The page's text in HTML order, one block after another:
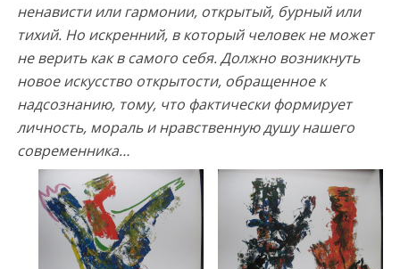
ненависти или гармонии, открытый, бурный или
тихий. Но искренний, в который человек не может
не верить как в самого себя. Должно возникнуть
новое искусство открытости, обращенное к
надсознанию, тому, что фактически формирует
личность, мораль и нравственную душу нашего
современника…